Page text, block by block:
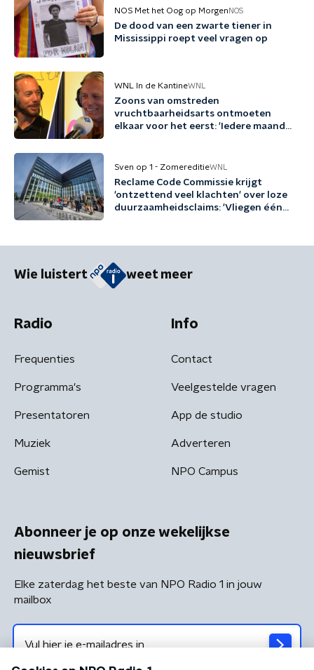
NOS Met het Oog op Morgen NOS
De dood van een zwarte tiener in
Mississippi roept veel vragen op
WNL In de KantineWNL
Zoons van omstreden
vruchtbaarheidsarts ontmoeten
elkaar voor het eerst: 'Iedere maand
Sven op 1 - ZomereditieWNL
Reclame Code Commissie krijgt
'ontzettend veel klachten' over loze
duurzaamheidsclaims: 'Vliegen één
Wie luistert weet meer
Radio
Frequenties
Programma's
Presentatoren
Muziek
Gemist
Info
Contact
Veelgestelde vragen
App de studio
Adverteren
NPO Campus
Abonneer je op onze wekelijkse
nieuwsbrief
Elke zaterdag het beste van NPO Radio 1 in jouw
mailbox